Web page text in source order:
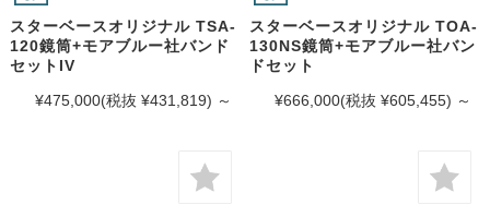
スターベースオリジナル TSA-
120鏡筒+モアブルー社バンド
セットIV
¥475,000(税抜 ¥431,819) ～
スターベースオリジナル TOA-
130NS鏡筒+モアブルー社バン
ドセット
¥666,000(税抜 ¥605,455) ～